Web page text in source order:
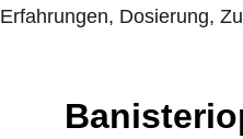
Erfahrungen, Dosierung,